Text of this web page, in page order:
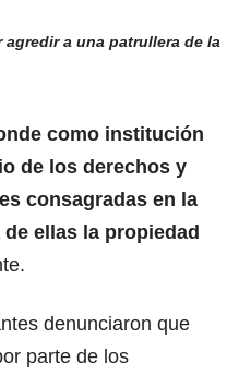
agredir a una patrullera de la
como institución
de los derechos y
consagradas en la
ellas la propiedad
denunciaron que
parte de los